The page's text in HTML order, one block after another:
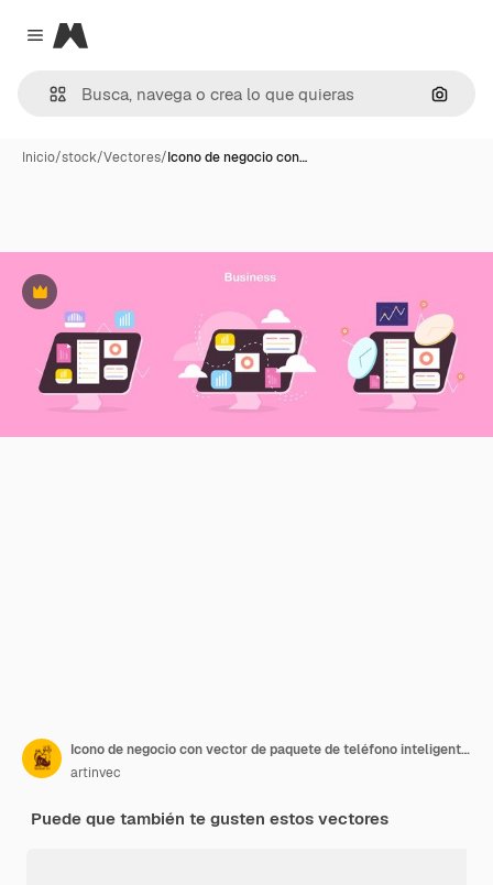
Close menu
Magnific
Inicio/stock/Vectores/Icono de negocio con…
Premium
Icono de negocio con vector de paquete de teléfono inteligente y computadora
artinvec
Puede que también te gusten estos vectores